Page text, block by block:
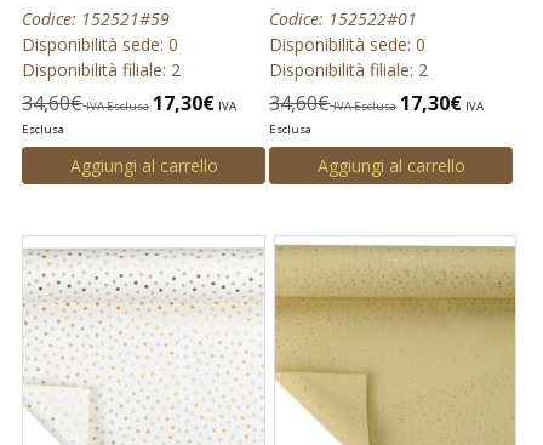
Codice: 152521#59
Disponibilità sede: 0
Disponibilità filiale: 2
34,60€ IVA Esclusa 17,30€ IVA
Esclusa
Aggiungi al carrello
Codice: 152522#01
Disponibilità sede: 0
Disponibilità filiale: 2
34,60€ IVA Esclusa 17,30€ IVA
Esclusa
Aggiungi al carrello